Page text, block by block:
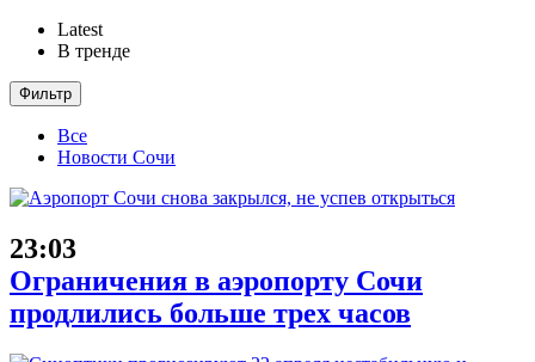
Latest
В тренде
Фильтр
Все
Новости Сочи
23:03
Ограничения в аэропорту Сочи
продлились больше трех часов